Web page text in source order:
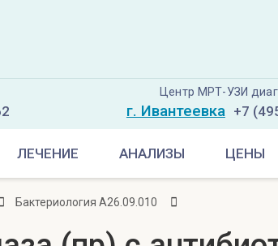
Центр МРТ-УЗИ
г. Ивантеевка +7
ЛЕЧЕНИЕ АНАЛИЗЫ ЦЕНЫ
Бактериология A26.09.010